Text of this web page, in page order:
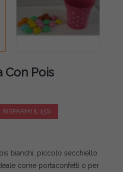
Con Pois
RISPARMI IL 15%
bianchi: piccolo secchiello
come portaconfetti o per